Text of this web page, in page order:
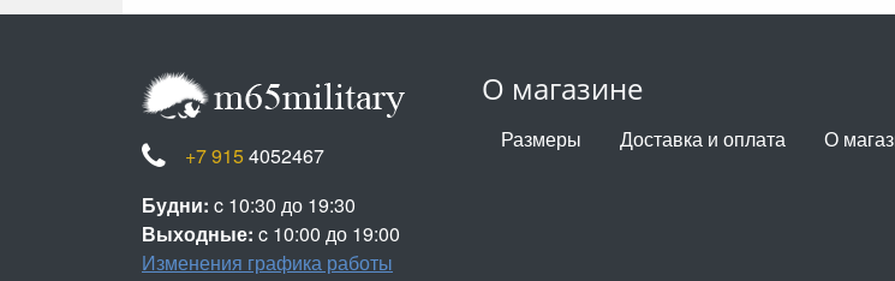
О магазине
Размеры Доставка и оплата О
+7 915 4052467
Будни: c 10:30 до 19:30
Выходные: c 10:00 до 19:00
Изменения графика работы